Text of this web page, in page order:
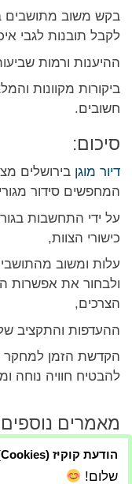
בקש משוב מתושבים
לקבל תובנות לגבי
ההיענות ורמות
ביקורות מקוונות
חשובים.
סיכום:
דיור מוגן בירושלים
המחפשים סידור
על ידי התחשבות
כישורי הצוות,
עלות ומשוב
ולבחור את אפשרות
הצרכים,
ההעדפות והתקציב
הקדשת הזמן למחקר
להבטיח חוויה נוחה
מאמרים נוספים
להלן 5
הודעת קוקיז (Cookies)
שלום!